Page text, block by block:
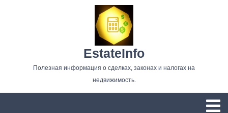
EstateInfo
Полезная информация о сделках, законах и налогах на
недвижимость.